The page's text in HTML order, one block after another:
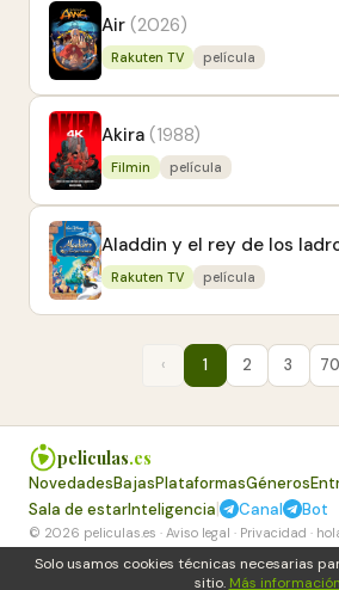
Solo usamos cookies técnicas necesarias
sitio. Más información
Air (2026)
Rakuten TV película
Akira (1988)
Filmin película
Aladdin y el rey de los
Rakuten TV película
‹ 1 2 3 70
peliculas.es
NovedadesBajasPlataformasGéneros
Sala de estarInteligencia| Canal Bot
© 2026 peliculas.es · Aviso legal · Privacidad ·